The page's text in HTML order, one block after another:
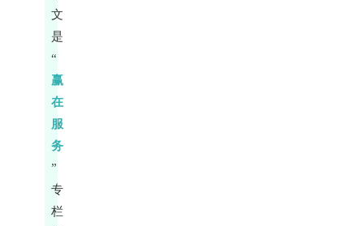
文
是
“
赢
在
服
务
”
专
栏